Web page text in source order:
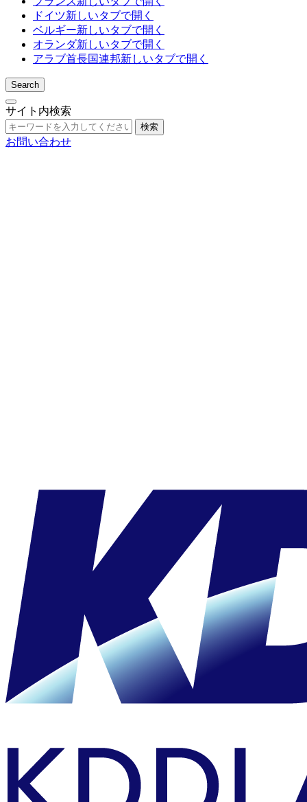
ドイツ新しいタブで開く
ベルギー新しいタブで開く
オランダ新しいタブで開く
アラブ首長国連邦新しいタブで開く
Search
サイト内検索
検索
お問い合わせ